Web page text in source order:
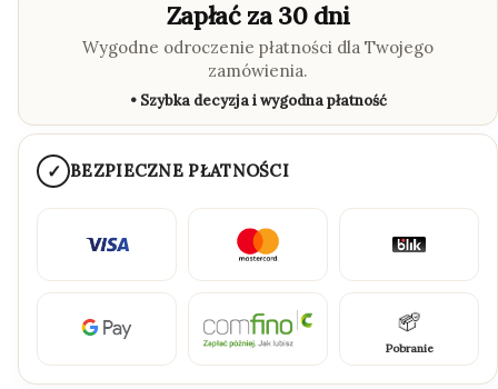
Zapłać za 30 dni
Wygodne odroczenie płatności dla Twojego
zamówienia.
• Szybka decyzja i wygodna płatność
✓ BEZPIECZNE PŁATNOŚCI
Pobranie